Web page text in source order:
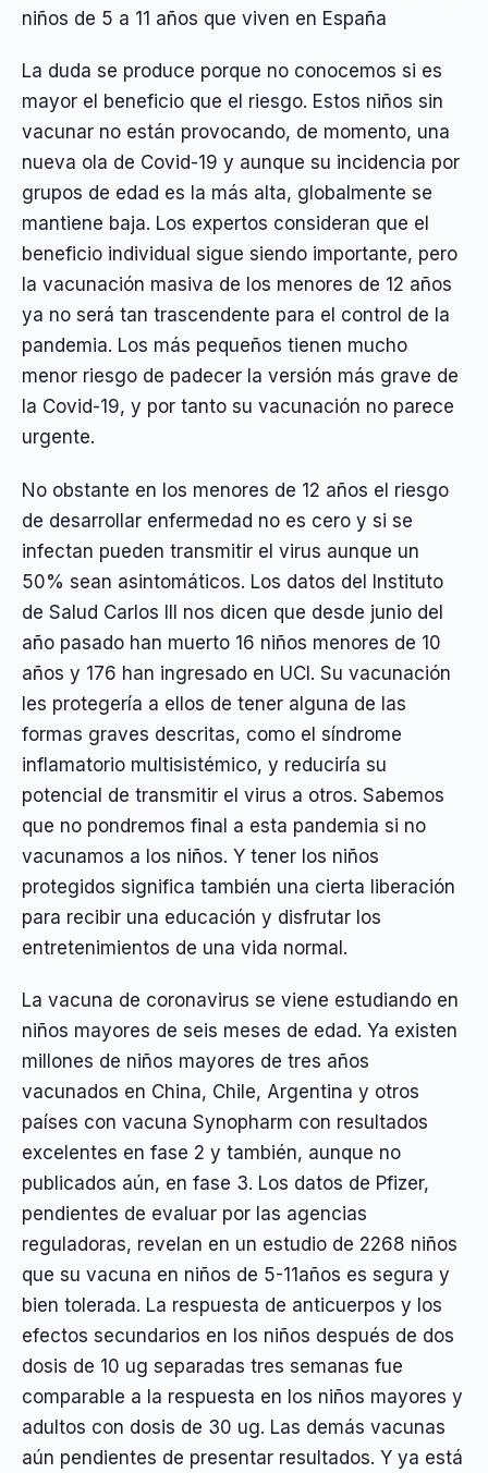
niños de 5 a 11 años que viven en España
La duda se produce porque no conocemos si es
mayor el beneficio que el riesgo. Estos niños sin
vacunar no están provocando, de momento, una
nueva ola de Covid-19 y aunque su incidencia por
grupos de edad es la más alta, globalmente se
mantiene baja. Los expertos consideran que el
beneficio individual sigue siendo importante, pero
la vacunación masiva de los menores de 12 años
ya no será tan trascendente para el control de la
pandemia. Los más pequeños tienen mucho
menor riesgo de padecer la versión más grave de
la Covid-19, y por tanto su vacunación no parece
urgente.
No obstante en los menores de 12 años el riesgo
de desarrollar enfermedad no es cero y si se
infectan pueden transmitir el virus aunque un
50% sean asintomáticos. Los datos del Instituto
de Salud Carlos III nos dicen que desde junio del
año pasado han muerto 16 niños menores de 10
años y 176 han ingresado en UCI. Su vacunación
les protegería a ellos de tener alguna de las
formas graves descritas, como el síndrome
inflamatorio multisistémico, y reduciría su
potencial de transmitir el virus a otros. Sabemos
que no pondremos final a esta pandemia si no
vacunamos a los niños. Y tener los niños
protegidos significa también una cierta liberación
para recibir una educación y disfrutar los
entretenimientos de una vida normal.
La vacuna de coronavirus se viene estudiando en
niños mayores de seis meses de edad. Ya existen
millones de niños mayores de tres años
vacunados en China, Chile, Argentina y otros
países con vacuna Synopharm con resultados
excelentes en fase 2 y también, aunque no
publicados aún, en fase 3. Los datos de Pfizer,
pendientes de evaluar por las agencias
reguladoras, revelan en un estudio de 2268 niños
que su vacuna en niños de 5-11años es segura y
bien tolerada. La respuesta de anticuerpos y los
efectos secundarios en los niños después de dos
dosis de 10 ug separadas tres semanas fue
comparable a la respuesta en los niños mayores y
adultos con dosis de 30 ug. Las demás vacunas
aún pendientes de presentar resultados. Y ya está